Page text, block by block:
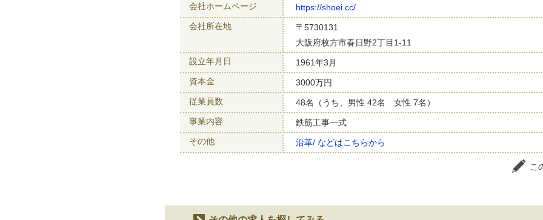
会社ホームページ
https://shoei.cc/
会社所在地
〒5730131
大阪府枚方市春日野2丁目1-11
設立年月日
1961年3月
資本金
3000万円
従業員数
48名（うち、男性 42名 女性 7名）
事業内容
鉄筋工事一式
その他
沿革/ などはこちらから
こ